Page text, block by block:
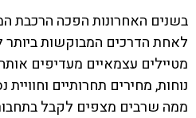
לאחת הדרכים המבוקשות
מטיילים עצמאיים מעדיפים
נוחות, מחירים תחרותיים
ממה שרבים מצפים לקבל